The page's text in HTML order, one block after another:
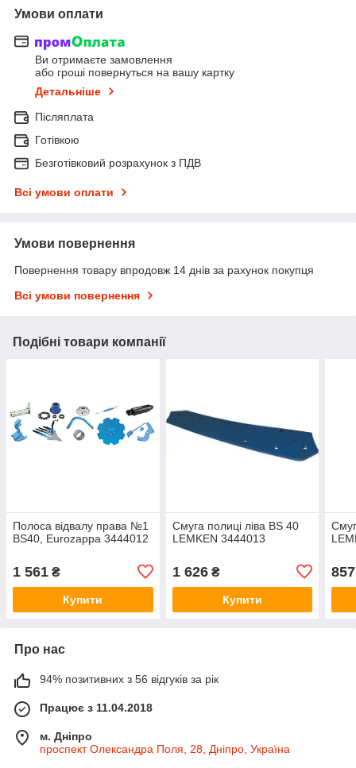
Умови оплати
Ви отримаєте замовлення
або гроші повернуться на вашу картку
Детальніше
Післяплата
Готівкою
Безготівковий розрахунок з ПДВ
Всі умови оплати
Умови повернення
Повернення товару впродовж 14 днів за рахунок покупця
Всі умови повернення
Подібні товари компанії
Полоса відвалу права №1
BS40, Eurozappa 3444012
1 561 ₴
Купити
Смуга полиці ліва BS 40
LEMKEN 3444013
1 626₴
Купити
857
Про нас
94% позитивних з 56 відгуків за рік
Працює з 11.04.2018
м. Дніпро
проспект Олександра Поля, 28, Дніпро, Україна